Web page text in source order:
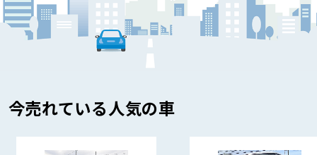
今売れている人気の車